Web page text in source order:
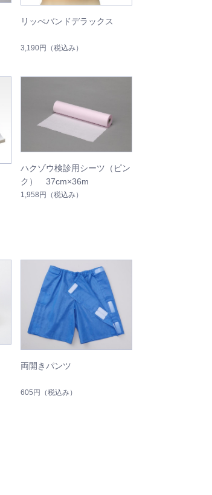
リッぺバンドデラックス
3,190円 （税込み）
ハクゾウ検診用シーツ（ピン
ク） 37cm×36m
1,958円 （税込み）
両開きパンツ
605円 （税込み）